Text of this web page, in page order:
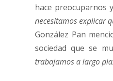
hace preocuparnos
necesitamos explicar
González Pan
sociedad que se
trabajamos a largo